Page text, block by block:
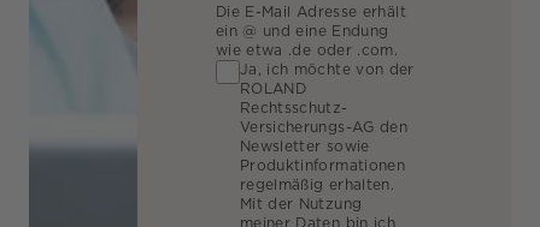
Die E-Mail Adresse erhält
ein @ und eine Endung
wie etwa .de oder .com.
Ja, ich möchte von der
ROLAND
Rechtsschutz-
Versicherungs-AG den
Newsletter sowie
Produktinformationen
regelmäßig erhalten.
Mit der Nutzung
meiner Daten bin ich